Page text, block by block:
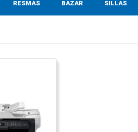
RESMAS BAZAR SILLAS